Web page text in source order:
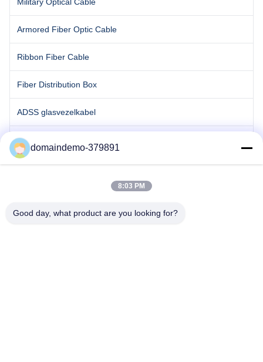
Armored Fiber Optic Cable
Ribbon Fiber Cable
Fiber Distribution Box
ADSS glasvezelkabel
OPGW Fiber Cable
Mr. Leo
domaindemo-379891
8:03 PM
Good day, what product are you looking for?